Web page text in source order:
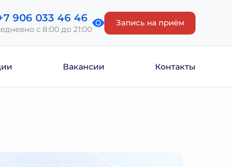
906 033 46 46
с 8:00 до 21:00
Запись на приём
Вакансии Контакты